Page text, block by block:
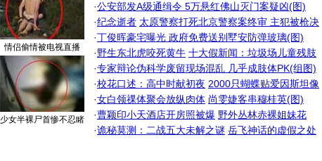
情侣偷情被电视直播
少女半裸尸首惨不忍睹
·公安部发A级通缉令 5万悬红佛山灭门案疑凶(图)
·纪念逝者 太原警察打死北京警察案终审 主犯被枪决
·丁俊晖豪宅曝光 政府免费送别墅安防弹玻璃(图)
·野生东北虎咬死黄牛 十大假新闻：垃圾场儿童残肢
·专家辩论伪科学废留现场混乱 几乎成肢体PK(组图)
·校花口述：高中时献初夜 2000只蝴蝶贴爱因斯坦像
·女白领祼体聚会放纵肉体 尚雯婕客串穆桂英(图)
·曹颖印小天酒店开房照被爆 野外丛林赤裸姐妹花
·诡秘莫测：二战五大未解之谜 岳飞神话的虚假之处